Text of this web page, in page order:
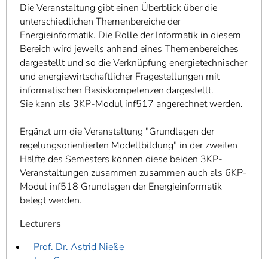
Die Veranstaltung gibt einen Überblick über die
unterschiedlichen Themenbereiche der
Energieinformatik. Die Rolle der Informatik in diesem
Bereich wird jeweils anhand eines Themenbereiches
dargestellt und so die Verknüpfung energietechnischer
und energiewirtschaftlicher Fragestellungen mit
informatischen Basiskompetenzen dargestellt.
Sie kann als 3KP-Modul inf517 angerechnet werden.
Ergänzt um die Veranstaltung "Grundlagen der
regelungsorientierten Modellbildung" in der zweiten
Hälfte des Semesters können diese beiden 3KP-
Veranstaltungen zusammen zusammen auch als 6KP-
Modul inf518 Grundlagen der Energieinformatik
belegt werden.
Lecturers
Prof. Dr. Astrid Nieße